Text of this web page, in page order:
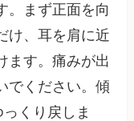
。まず正面を向
け、耳を肩に近
ます。痛みが出
でください。傾
くり戻しま